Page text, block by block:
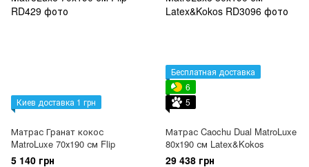
Киев доставка 1 грн
Матрас Гранат кокос
MatroLuxe 70х190 см Flip
5 140 грн
Бесплатная доставка
6
5
Матрас Caochu Dual MatroLuxe
80х190 см Latex&Kokos
29 438 грн